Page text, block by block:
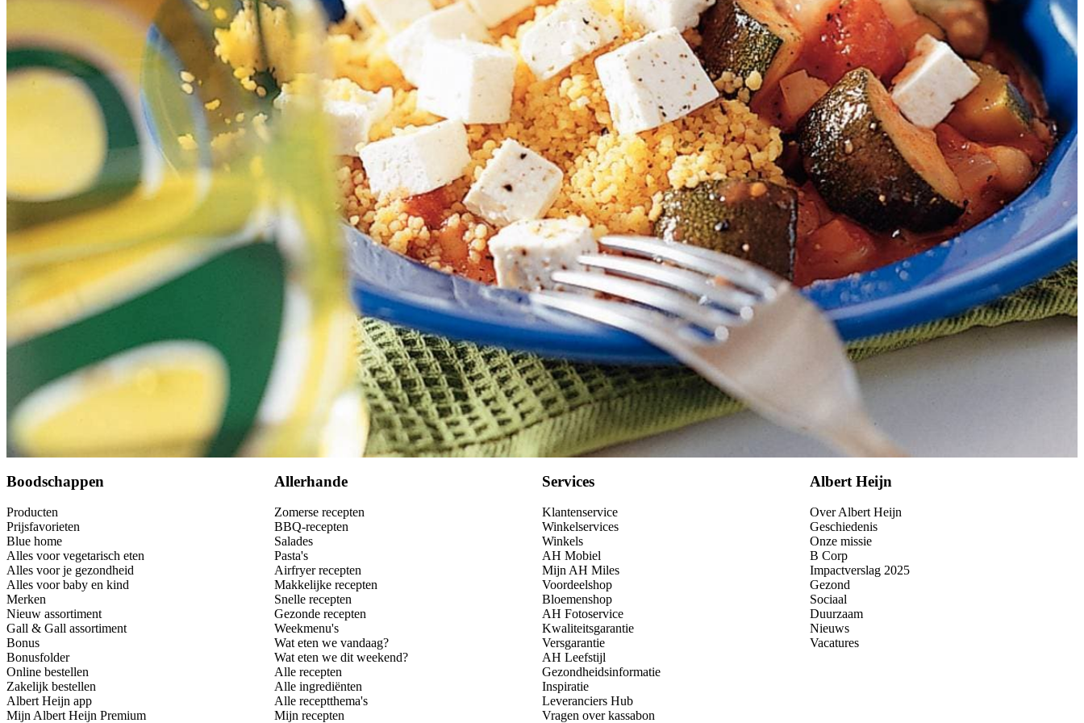
gemalen komijn (djinten)
gemalen koriander (ketoembar)
gepelde tomaten
kikkererwten
200 gwitte kaasblokjes
Kies producten
Boodschappen
Producten
Prijsfavorieten
Blue home
Alles voor vegetarisch eten
Alles voor je gezondheid
Alles voor baby en kind
Merken
Nieuw assortiment
Gall & Gall assortiment
Bonus
Bonusfolder
Online bestellen
Zakelijk bestellen
Albert Heijn app
Mijn Albert Heijn Premium
Allerhande
Zomerse recepten
BBQ-recepten
Salades
Pasta's
Airfryer recepten
Makkelijke recepten
Snelle recepten
Gezonde recepten
Weekmenu's
Wat eten we vandaag?
Wat eten we dit weekend?
Alle recepten
Alle ingrediënten
Alle receptthema's
Mijn recepten
Services
Klantenservice
Winkelservices
Winkels
AH Mobiel
Mijn AH Miles
Voordeelshop
Bloemenshop
AH Fotoservice
Kwaliteitsgarantie
Versgarantie
AH Leefstijl
Gezondheidsinformatie
Inspiratie
Leveranciers Hub
Vragen over kassabon
Albert Heijn
Over Albert Heijn
Geschiedenis
Onze missie
B Corp
Impactverslag 2025
Gezond
Sociaal
Duurzaam
Nieuws
Vacatures